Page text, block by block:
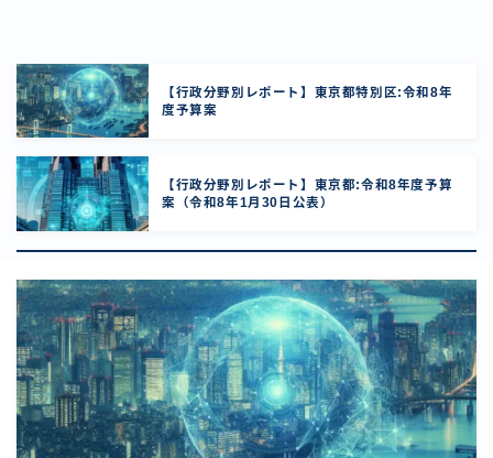
【行政分野別レポート】東京都特別区:令和8年
度予算案
【行政分野別レポート】東京都:令和8年度予算
案（令和8年1月30日公表）